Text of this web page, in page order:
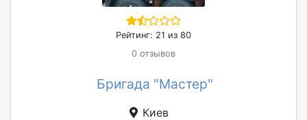
Рейтинг: 21 из 80
0 отзывов
Бригада "Мастер"
Киев